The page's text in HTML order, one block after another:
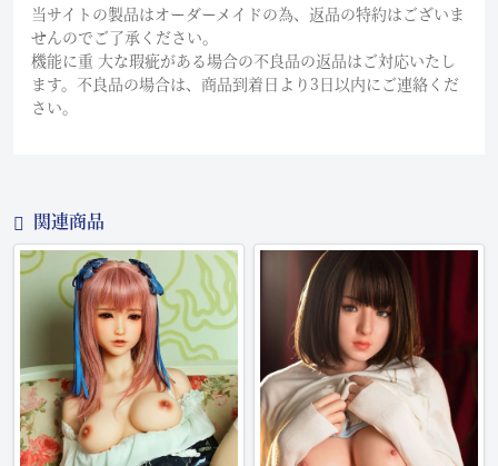
当サイトの製品はオーダーメイドの為、返品の特約はございま
せんのでご了承ください。
機能に重 大な瑕疵がある場合の不良品の返品はご対応いたし
ます。不良品の場合は、商品到着日より3日以内にご連絡くだ
さい。
関連商品